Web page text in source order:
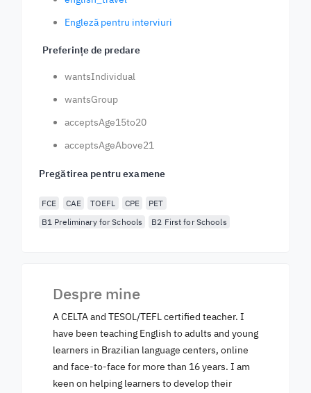
Engleză pentru interviuri
Preferințe de predare
wantsIndividual
wantsGroup
acceptsAge15to20
acceptsAgeAbove21
Pregătirea pentru examene
FCE CAE TOEFL CPE
PET
B1 Preliminary for Schools
B2 First for Schools
Despre mine
A CELTA and TESOL/TEFL certified teacher. I
have been teaching English to adults and young
learners in Brazilian language centers, online
and face-to-face for more than 16 years. I am
keen on helping learners to develop their